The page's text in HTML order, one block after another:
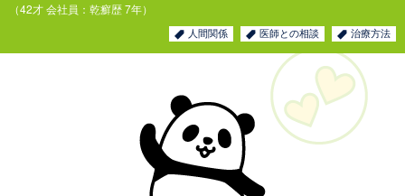
（42才 会社員：乾癬歴 7年）
人間関係 医師との相談 治療方法